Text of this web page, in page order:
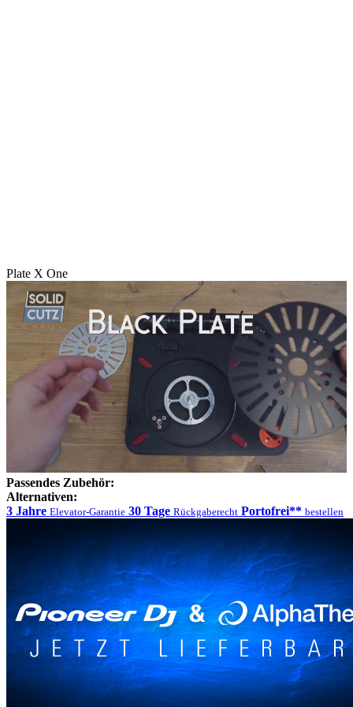
Plate X One
Passendes Zubehör:
Alternativen:
3 Jahre Elevator-Garantie 30 Tage Rückgaberecht Portofrei** bestellen